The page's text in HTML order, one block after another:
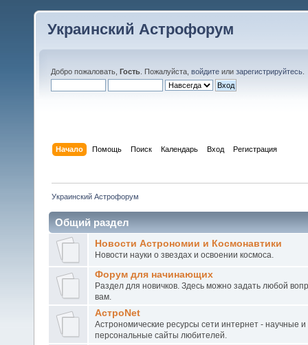
Украинский Астрофорум
Добро пожаловать, Гость . Пожалуйста, войдите или зарегистрируйтесь
Начало Помощь Поиск Календарь Вход Регистрация
Украинский Астрофорум
Общий раздел
Новости Астрономии и Космонавтики
Новости науки о звездах и освоении космоса.
Форум для начинающих
Раздел для новичков. Здесь можно задать любой
вам.
АстроNet
Астрономические ресурсы сети интернет - научные
персональные сайты любителей.